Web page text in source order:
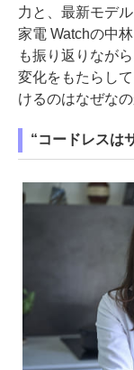
力と、最新モデ
家電 Watchの中
も振り返りなが
変化をもたらし
けるのはなぜな
“コードレスは